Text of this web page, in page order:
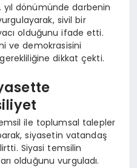
yıl dönümünde darbenin
sivil bir
olduğunu ifade etti.
ve demokrasisini
dikkat çekti.
ile toplumsal talepler
siyasetin vatandaş
Siyasi temsilin
olduğunu vurguladı.